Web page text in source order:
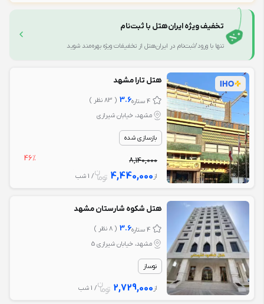
تخفیف ویژه ایران‌هتل با ثبت‌نام
تنها با ورود/ثبت‌نام در ایران‌هتل از تخفیفات ویژه بهره‌مند شوید
هتل تارا مشهد
4 ستاره 3.6 ( 83 نظر )
مشهد، خيابان شيرازي
بازسازی شده
8,140,000
46%
از 4,440,000 / 1 شب
هتل شکوه شارستان مشهد
4 ستاره 3.6 ( 8 نظر )
مشهد، خیابان شیرازی 5
نوساز
از 2,729,000 / 1 شب